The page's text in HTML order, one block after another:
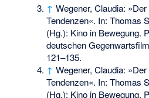
↑ Wegener, Claudia:
Tendenzen«. In: Thomas
(Hg.): Kino in Bewegung.
deutschen
121–135.
↑ Wegener, Claudia:
Tendenzen«. In: Thomas
(Hg.): Kino in Bewegung.